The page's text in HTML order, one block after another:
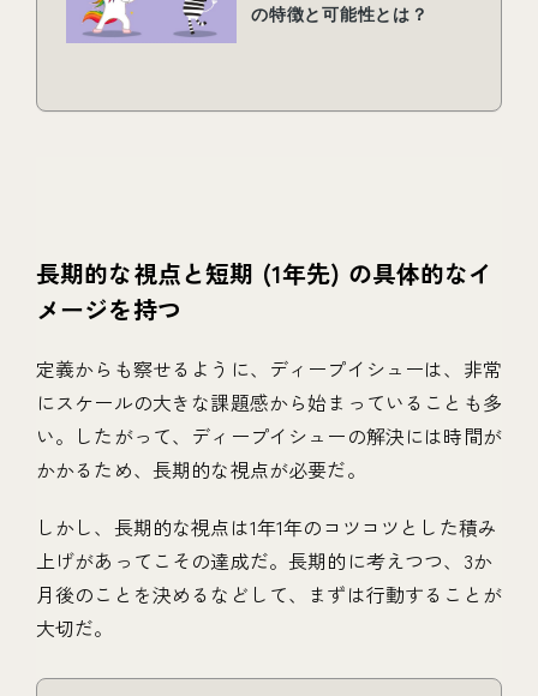
長期的な視点と短期 (1年先) の具体的なイ
メージを持つ
定義からも察せるように、ディープイシューは、非常
にスケールの大きな課題感から始まっていることも多
い。したがって、ディープイシューの解決には時間が
かかるため、長期的な視点が必要だ。
しかし、長期的な視点は1年1年のコツコツとした積み
上げがあってこその達成だ。長期的に考えつつ、3か
月後のことを決めるなどして、まずは行動することが
大切だ。